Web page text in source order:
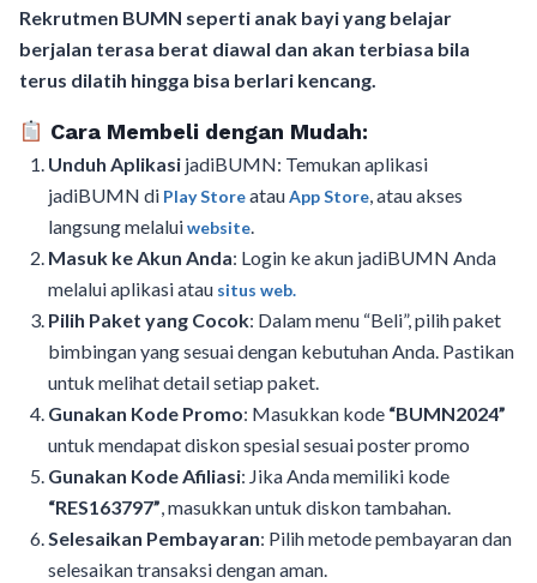
Rekrutmen BUMN seperti anak bayi yang belajar
berjalan terasa berat diawal dan akan terbiasa bila
terus dilatih hingga bisa berlari kencang.
Cara Membeli dengan Mudah:
Unduh Aplikasi jadiBUMN: Temukan aplikasi
jadiBUMN di Play StoreatauApp Store, atau akses
langsung melaluiwebsite.
Masuk ke Akun Anda: Login ke akun jadiBUMN Anda
melalui aplikasi atau situs web.
Pilih Paket yang Cocok: Dalam menu “Beli”, pilih paket
bimbingan yang sesuai dengan kebutuhan Anda. Pastikan
untuk melihat detail setiap paket.
Gunakan Kode Promo: Masukkan kode “BUMN2024”
untuk mendapat diskon spesial sesuai poster promo
Gunakan Kode Afiliasi: Jika Anda memiliki kode
“RES163797”, masukkan untuk diskon tambahan.
Selesaikan Pembayaran: Pilih metode pembayaran dan
selesaikan transaksi dengan aman.